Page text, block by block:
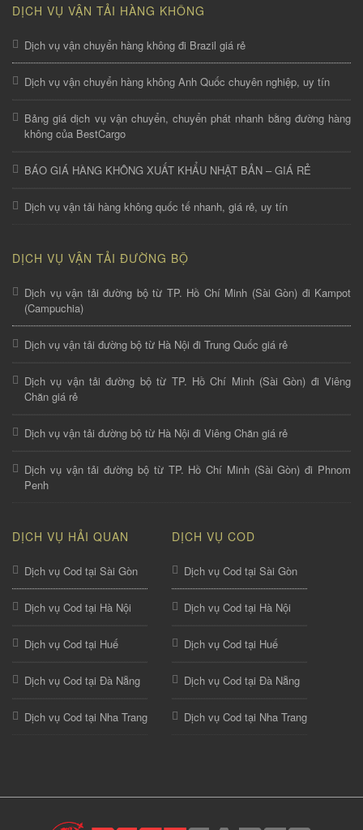
DỊCH VỤ VẬN TẢI HÀNG KHÔNG
Dịch vụ vận chuyển hàng không đi Brazil giá rẻ
Dịch vụ vận chuyển hàng không Anh Quốc chuyên nghiệp, uy tín
Bảng giá dịch vụ vận chuyển, chuyển phát nhanh bằng đường hàng
không của BestCargo
BÁO GIÁ HÀNG KHÔNG XUẤT KHẨU NHẬT BẢN – GIÁ RẺ
Dịch vụ vận tải hàng không quốc tế nhanh, giá rẻ, uy tín
DỊCH VỤ VẬN TẢI ĐƯỜNG BỘ
Dịch vụ vận tải đường bộ từ TP. Hồ Chí Minh (Sài Gòn) đi Kampot
(Campuchia)
Dịch vụ vận tải đường bộ từ Hà Nội đi Trung Quốc giá rẻ
Dịch vụ vận tải đường bộ từ TP. Hồ Chí Minh (Sài Gòn) đi Viêng
Chăn giá rẻ
Dịch vụ vận tải đường bộ từ Hà Nội đi Viêng Chăn giá rẻ
Dịch vụ vận tải đường bộ từ TP. Hồ Chí Minh (Sài Gòn) đi Phnom
Penh
DỊCH VỤ HẢI QUAN
Dịch vụ Cod tại Sài Gòn
Dịch vụ Cod tại Hà Nội
Dịch vụ Cod tại Huế
Dịch vụ Cod tại Đà Nẵng
Dịch vụ Cod tại Nha Trang
DỊCH VỤ COD
Dịch vụ Cod tại Sài Gòn
Dịch vụ Cod tại Hà Nội
Dịch vụ Cod tại Huế
Dịch vụ Cod tại Đà Nẵng
Dịch vụ Cod tại Nha Trang